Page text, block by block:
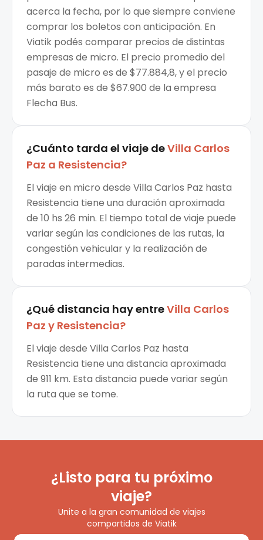
acerca la fecha, por lo que siempre conviene
comprar los boletos con anticipación. En
Viatik podés comparar precios de distintas
empresas de micro. El precio promedio del
pasaje de micro es de $77.884,8, y el precio
más barato es de $67.900 de la empresa
Flecha Bus.
¿Cuánto tarda el viaje deVilla Carlos
Paz a Resistencia?
El viaje en micro desde Villa Carlos Paz hasta
Resistencia tiene una duración aproximada
de 10 hs 26 min. El tiempo total de viaje puede
variar según las condiciones de las rutas, la
congestión vehicular y la realización de
paradas intermedias.
¿Qué distancia hay entreVilla Carlos
Paz y Resistencia?
El viaje desde Villa Carlos Paz hasta
Resistencia tiene una distancia aproximada
de 911 km. Esta distancia puede variar según
la ruta que se tome.
¿Listo para tu próximo
viaje?
Unite a la gran comunidad de viajes
compartidos de Viatik